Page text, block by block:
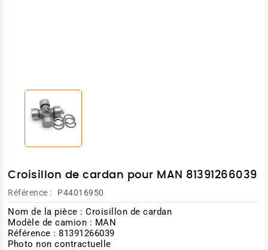
Croisillon de cardan pour MAN 81391266039
Référence : P44016950
Nom de la pièce : Croisillon de cardan
Modèle de camion : MAN
Référence : 81391266039
Photo non contractuelle